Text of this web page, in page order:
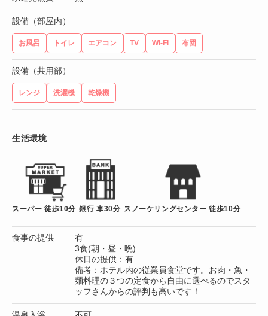
設備（部屋内）
お風呂 トイレ エアコン TV Wi-Fi 布団
設備（共用部）
レンジ 洗濯機 乾燥機
生活環境
スーパー 徒歩10分 銀行 車30分 スノーケリングセンター 徒歩10分
食事の提供
有
3食(朝・昼・晩)
休日の提供：有
備考：ホテル内の従業員食堂です。お肉・魚・
麺料理の３つの定食から自由に選べるのでスタ
ッフさんからの評判も高いです！